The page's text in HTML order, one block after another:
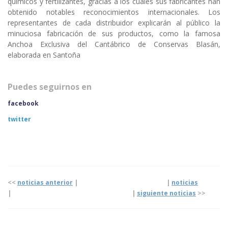
obtenido notables reconocimientos internacionales. Los
representantes de cada distribuidor explicarán al público la
minuciosa fabricación de sus productos, como la famosa
Anchoa Exclusiva del Cantábrico de Conservas Blasán,
elaborada en Santoña
Puedes seguirnos en
facebook
twitter
<< noticias anterior | | noticias
|
| siguiente noticias >>